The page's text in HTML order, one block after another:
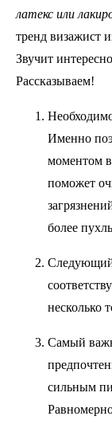
латекс или
тренд визажист
Звучит
Рассказываем!
Именно
моментом
поможет
более
несколько
Самый
сильным